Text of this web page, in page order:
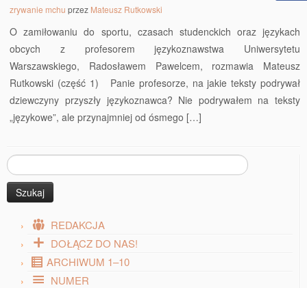
zrywanie mchuprzez Mateusz Rutkowski
O zamiłowaniu do sportu, czasach studenckich oraz językach
obcych z profesorem językoznawstwa Uniwersytetu
Warszawskiego, Radosławem Pawelcem, rozmawia Mateusz
Rutkowski (część 1) Panie profesorze, na jakie teksty podrywał
dziewczyny przyszły językoznawca? Nie podrywałem na teksty
„językowe”, ale przynajmniej od ósmego […]
Szukaj:
REDAKCJA
DOŁĄCZ DO NAS!
ARCHIWUM 1–10
NUMER